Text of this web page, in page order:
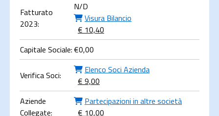
Fatturato
2023:
N/D
Visura Bilancio
€ 10,40
Capitale Sociale:€0,00
Verifica Soci:
Elenco Soci Azienda
€ 9,00
Aziende
Collegate:
Partecipazioni in altre società
€ 10,00